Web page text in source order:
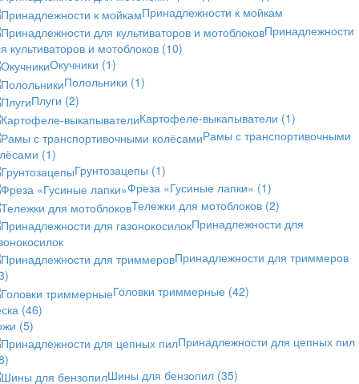
Принадлежности к мойкам
Принадлежности
культиваторов и мотоблоков (10)
Окучники (1)
Полольники (1)
Плуги (2)
Картофеле-выкапыватели (1)
Рамы с транспортивочными
(1)
Грунтозацепы (1)
Фреза «Гусиные лапки» (1)
Тележки для мотоблоков (2)
Принадлежности для
Принадлежности для триммеров
Головки триммерные (42)
(46)
(5)
Принадлежности для цепных пил
Шины для бензопил (35)